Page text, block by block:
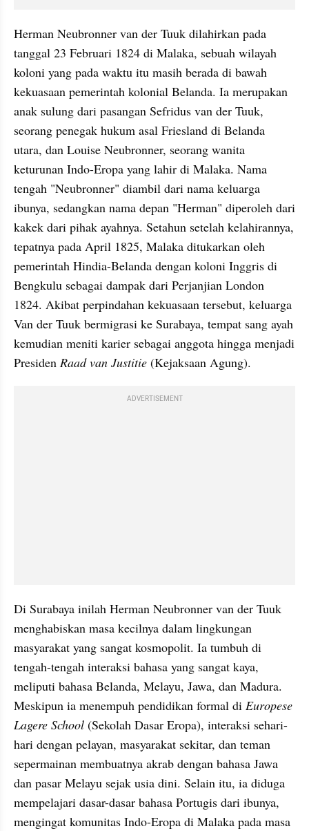
Herman Neubronner van der Tuuk dilahirkan pada
tanggal 23 Februari 1824 di Malaka, sebuah wilayah
koloni yang pada waktu itu masih berada di bawah
kekuasaan pemerintah kolonial Belanda. Ia merupakan
anak sulung dari pasangan Sefridus van der Tuuk,
seorang penegak hukum asal Friesland di Belanda
utara, dan Louise Neubronner, seorang wanita
keturunan Indo-Eropa yang lahir di Malaka. Nama
tengah "Neubronner" diambil dari nama keluarga
ibunya, sedangkan nama depan "Herman" diperoleh dari
kakek dari pihak ayahnya. Setahun setelah kelahirannya,
tepatnya pada April 1825, Malaka ditukarkan oleh
pemerintah Hindia-Belanda dengan koloni Inggris di
Bengkulu sebagai dampak dari Perjanjian London
1824. Akibat perpindahan kekuasaan tersebut, keluarga
Van der Tuuk bermigrasi ke Surabaya, tempat sang ayah
kemudian meniti karier sebagai anggota hingga menjadi
Presiden Raad van Justitie (Kejaksaan Agung).
ADVERTISEMENT
Di Surabaya inilah Herman Neubronner van der Tuuk
menghabiskan masa kecilnya dalam lingkungan
masyarakat yang sangat kosmopolit. Ia tumbuh di
tengah-tengah interaksi bahasa yang sangat kaya,
meliputi bahasa Belanda, Melayu, Jawa, dan Madura.
Meskipun ia menempuh pendidikan formal di Europese
Lagere School (Sekolah Dasar Eropa), interaksi sehari-
hari dengan pelayan, masyarakat sekitar, dan teman
sepermainan membuatnya akrab dengan bahasa Jawa
dan pasar Melayu sejak usia dini. Selain itu, ia diduga
mempelajari dasar-dasar bahasa Portugis dari ibunya,
mengingat komunitas Indo-Eropa di Malaka pada masa